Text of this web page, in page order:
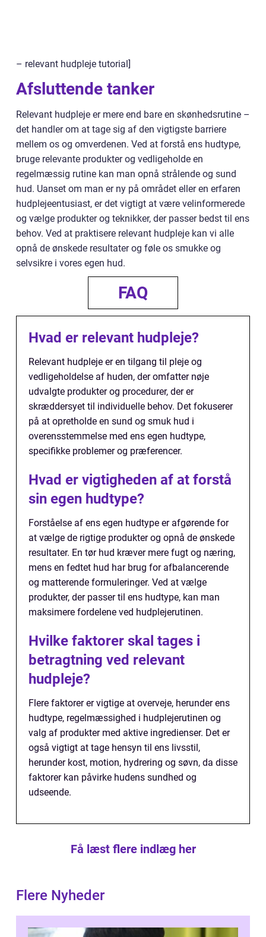
– relevant hudpleje tutorial]
Afsluttende tanker
Relevant hudpleje er mere end bare en skønhedsrutine –
det handler om at tage sig af den vigtigste barriere
mellem os og omverdenen. Ved at forstå ens hudtype,
bruge relevante produkter og vedligeholde en
regelmæssig rutine kan man opnå strålende og sund
hud. Uanset om man er ny på området eller en erfaren
hudplejeentusiast, er det vigtigt at være velinformerede
og vælge produkter og teknikker, der passer bedst til ens
behov. Ved at praktisere relevant hudpleje kan vi alle
opnå de ønskede resultater og føle os smukke og
selvsikre i vores egen hud.
FAQ
Hvad er relevant hudpleje?
Relevant hudpleje er en tilgang til pleje og
vedligeholdelse af huden, der omfatter nøje
udvalgte produkter og procedurer, der er
skræddersyet til individuelle behov. Det fokuserer
på at opretholde en sund og smuk hud i
overensstemmelse med ens egen hudtype,
specifikke problemer og præferencer.
Hvad er vigtigheden af at forstå
sin egen hudtype?
Forståelse af ens egen hudtype er afgørende for
at vælge de rigtige produkter og opnå de ønskede
resultater. En tør hud kræver mere fugt og næring,
mens en fedtet hud har brug for afbalancerende
og matterende formuleringer. Ved at vælge
produkter, der passer til ens hudtype, kan man
maksimere fordelene ved hudplejerutinen.
Hvilke faktorer skal tages i
betragtning ved relevant
hudpleje?
Flere faktorer er vigtige at overveje, herunder ens
hudtype, regelmæssighed i hudplejerutinen og
valg af produkter med aktive ingredienser. Det er
også vigtigt at tage hensyn til ens livsstil,
herunder kost, motion, hydrering og søvn, da disse
faktorer kan påvirke hudens sundhed og
udseende.
Få læst flere indlæg her
Flere Nyheder